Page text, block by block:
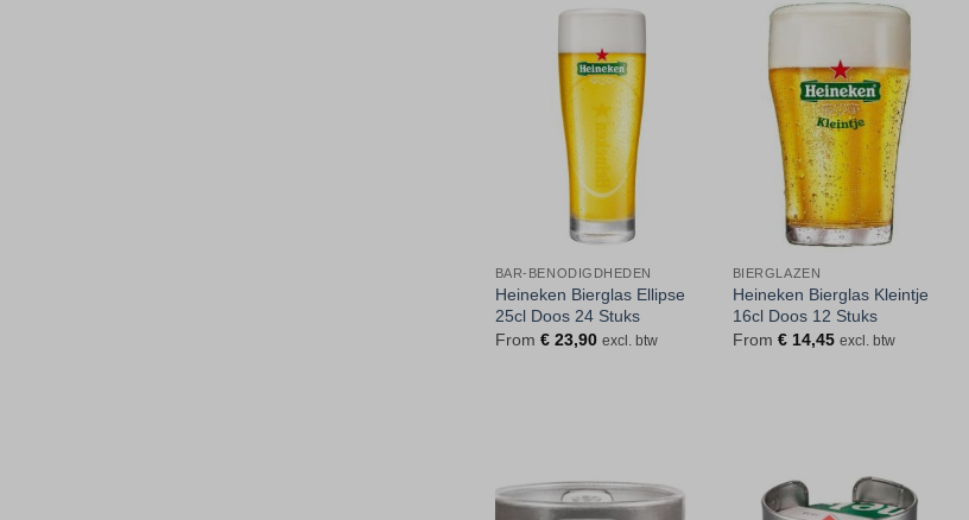
Toevoegen
aan
verlanglijst
BAR-BENODIGDHEDEN
Heineken Bierglas Ellipse
25cl Doos 24 Stuks
From €23,90 excl. btw
Toevoegen
aan
verlanglijst
BIERGLAZEN
Heineken Bierglas Kleintje
16cl Doos 12 Stuks
From €14,45 excl. btw